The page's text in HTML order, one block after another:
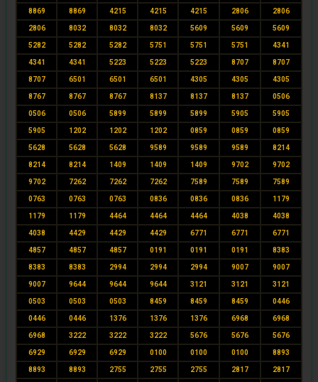
8869 8869 4215 4215 4215 2806 2806
2806 8032 8032 8032 5609 5609 5609
5282 5282 5282 5751 5751 5751 4341
4341 4341 5223 5223 5223 8707 8707
8707 6501 6501 6501 4305 4305 4305
8767 8767 8767 8137 8137 8137 0506
0506 0506 5899 5899 5899 5905 5905
5905 1202 1202 1202 0859 0859 0859
5628 5628 5628 9589 9589 9589 8214
8214 8214 1409 1409 1409 9702 9702
9702 7262 7262 7262 7589 7589 7589
0763 0763 0763 0836 0836 0836 1179
1179 1179 4464 4464 4464 4038 4038
4038 4429 4429 4429 6771 6771 6771
4857 4857 4857 0191 0191 0191 8383
8383 8383 2994 2994 2994 9007 9007
9007 9644 9644 9644 3121 3121 3121
0503 0503 0503 8459 8459 8459 0446
0446 0446 1376 1376 1376 6968 6968
6968 3222 3222 3222 5676 5676 5676
6929 6929 6929 0100 0100 0100 8893
8893 8893 2755 2755 2755 2817 2817